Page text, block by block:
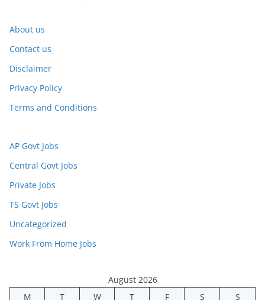
About us
Contact us
Disclaimer
Privacy Policy
Terms and Conditions
AP Govt Jobs
Central Govt Jobs
Private Jobs
TS Govt Jobs
Uncategorized
Work From Home Jobs
August 2026
M
T W T F S S